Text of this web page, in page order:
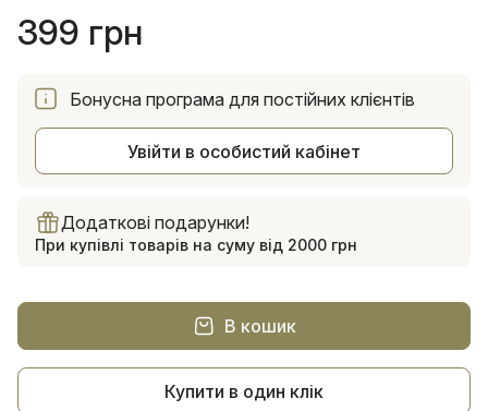
399 грн
Бонусна програма для постійних клієнтів
Увійти в особистий кабінет
Додаткові подарунки!
При купівлі товарів на суму від 2000 грн
В кошик
Купити в один клік